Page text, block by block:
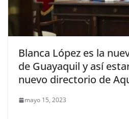
Blanca López es la
de Guayaquil y así
nuevo directorio de
mayo 15, 2023